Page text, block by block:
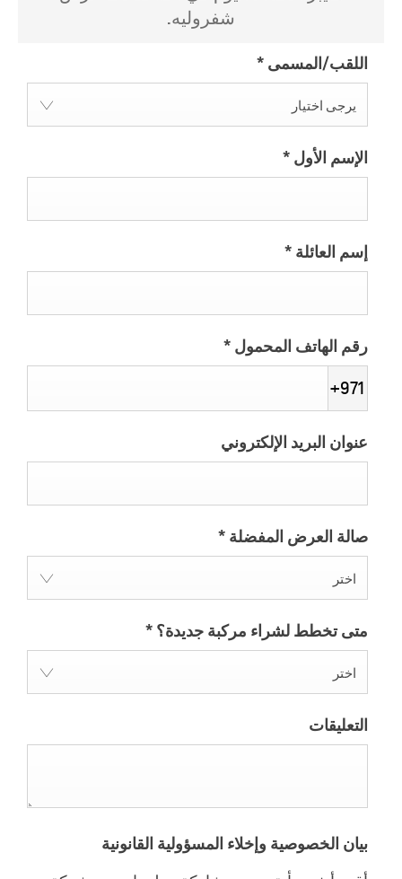
شفروليه.
اللقب/المسمى *
يرجى اختيار
الإسم الأول *
إسم العائلة *
رقم الهاتف المحمول *
+971
عنوان البريد الإلكتروني
صالة العرض المفضلة *
اختر
متى تخطط لشراء مركبة جديدة؟ *
اختر
التعليقات
بيان الخصوصية وإخلاء المسؤولية القانونية